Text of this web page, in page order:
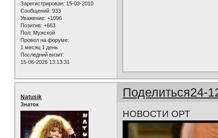
Зарегистрирован: 15-03-2010
Сообщений: 933
Уважение: +1096
Позитив: +663
Пол: Мужской
Провел на форуме:
1 месяц 1 день
Последний визит:
15-06-2026 13:13:31
Поделиться24-
Natusik
Знаток
НОВОСТИ ОРТ